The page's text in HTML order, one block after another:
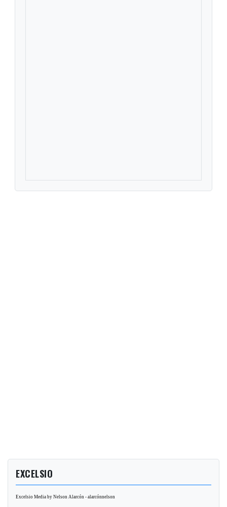
EXCELSIO
Excelsio Media by Nelson Alarcón - alarcónnelson